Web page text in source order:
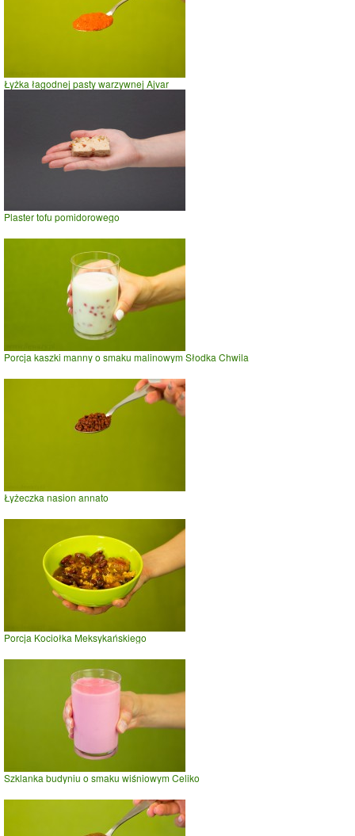
Łyżka łagodnej pasty warzywnej Ajvar
Plaster tofu pomidorowego
Porcja kaszki manny o smaku malinowym Słodka Chwila
Łyżeczka nasion annato
Porcja Kociołka Meksykańskiego
Szklanka budyniu o smaku wiśniowym Celiko